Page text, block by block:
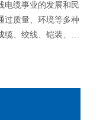
电缆事业的发展和民
过质量、环境等多种
缆、绞线、铠装、绕
家及地区，受到国